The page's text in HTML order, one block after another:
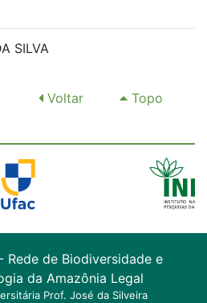
SILVA
Voltar
Topo
- Rede de Biodiversidade e
da Amazônia Legal
Prof. José da Silveira